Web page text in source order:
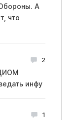
А
что
2
инфу
1